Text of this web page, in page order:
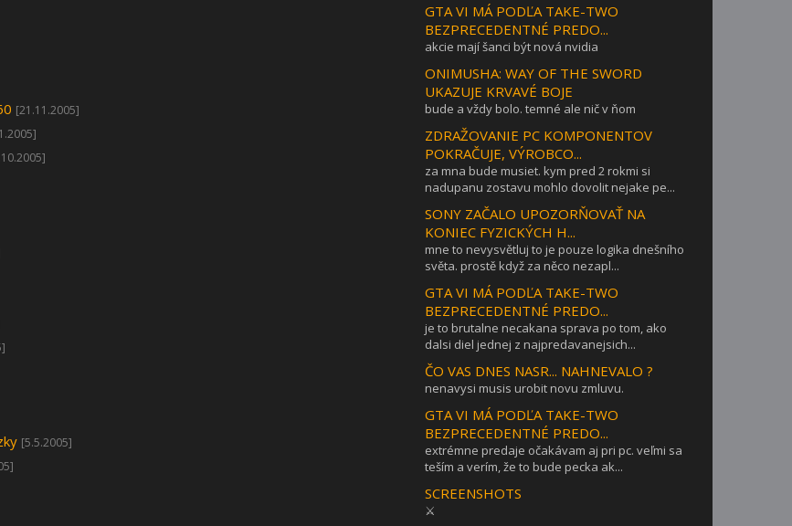
[21.11.2005]
[5.5.2005]
GTA VI MÁ PODĽA TAKE-TWO
BEZPRECEDENTNÉ PREDO...
akcie mají šanci být nová nvidia
ONIMUSHA: WAY OF THE SWORD
UKAZUJE KRVAVÉ BOJE
bude a vždy bolo. temné ale nič v ňom
ZDRAŽOVANIE PC KOMPONENTOV
POKRAČUJE, VÝROBCO...
za mna bude musiet. kym pred 2 rokmi si
nadupanu zostavu mohlo dovolit nejake pe...
SONY ZAČALO UPOZORŇOVAŤ NA
KONIEC FYZICKÝCH H...
mne to nevysvětluj to je pouze logika dnešního
světa. prostě když za něco nezapl...
GTA VI MÁ PODĽA TAKE-TWO
BEZPRECEDENTNÉ PREDO...
je to brutalne necakana sprava po tom, ako
dalsi diel jednej z najpredavanejsich...
ČO VAS DNES NASR... NAHNEVALO ?
nenavysi musis urobit novu zmluvu.
GTA VI MÁ PODĽA TAKE-TWO
BEZPRECEDENTNÉ PREDO...
extrémne predaje očakávam aj pri pc. veľmi sa
teším a verím, že to bude pecka ak...
SCREENSHOTS
⚔